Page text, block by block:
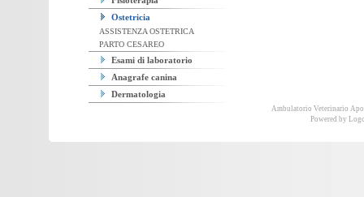
Ostetricia
ASSISTENZA OSTETRICA
PARTO CESAREO
Esami di laboratorio
Anagrafe canina
Dermatologia
Ambulatorio Veterinario
Powered by